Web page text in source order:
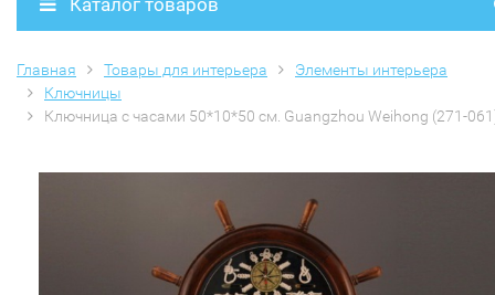
Каталог товаров
Главная Товары для интерьера
Элементы интерьера
Ключницы
Ключница с часами 50*10*50 см. Guangzhou Weihong (271-